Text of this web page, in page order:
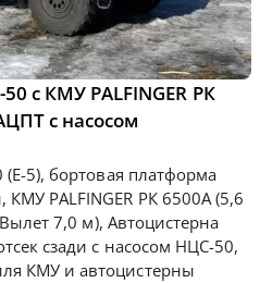
с КМУ PALFINGER РК
с насосом
5), бортовая платформа
PALFINGER РК 6500А (5,6
7,0 м), Автоцистерна
сзади с насосом НЦС-50,
КМУ и автоцистерны